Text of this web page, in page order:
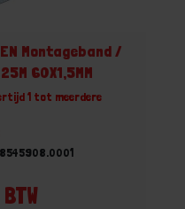
Montageband /
60X1,5MM
1 tot meerdere